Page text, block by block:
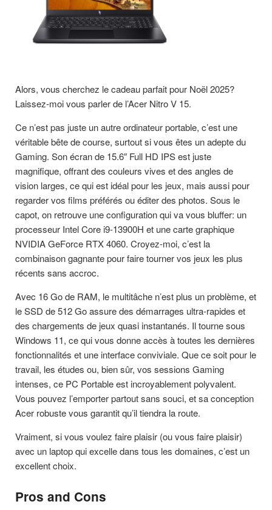
Alors, vous cherchez le cadeau parfait pour Noël 2025?
Laissez-moi vous parler de l’Acer Nitro V 15.
Ce n’est pas juste un autre ordinateur portable, c’est une
véritable bête de course, surtout si vous êtes un adepte du
Gaming. Son écran de 15.6″ Full HD IPS est juste
magnifique, offrant des couleurs vives et des angles de
vision larges, ce qui est idéal pour les jeux, mais aussi pour
regarder vos films préférés ou éditer des photos. Sous le
capot, on retrouve une configuration qui va vous bluffer: un
processeur Intel Core i9-13900H et une carte graphique
NVIDIA GeForce RTX 4060. Croyez-moi, c’est la
combinaison gagnante pour faire tourner vos jeux les plus
récents sans accroc.
Avec 16 Go de RAM, le multitâche n’est plus un problème, et
le SSD de 512 Go assure des démarrages ultra-rapides et
des chargements de jeux quasi instantanés. Il tourne sous
Windows 11, ce qui vous donne accès à toutes les dernières
fonctionnalités et une interface conviviale. Que ce soit pour le
travail, les études ou, bien sûr, vos sessions Gaming
intenses, ce PC Portable est incroyablement polyvalent.
Vous pouvez l’emporter partout sans souci, et sa conception
Acer robuste vous garantit qu’il tiendra la route.
Vraiment, si vous voulez faire plaisir (ou vous faire plaisir)
avec un laptop qui excelle dans tous les domaines, c’est un
excellent choix.
Pros and Cons